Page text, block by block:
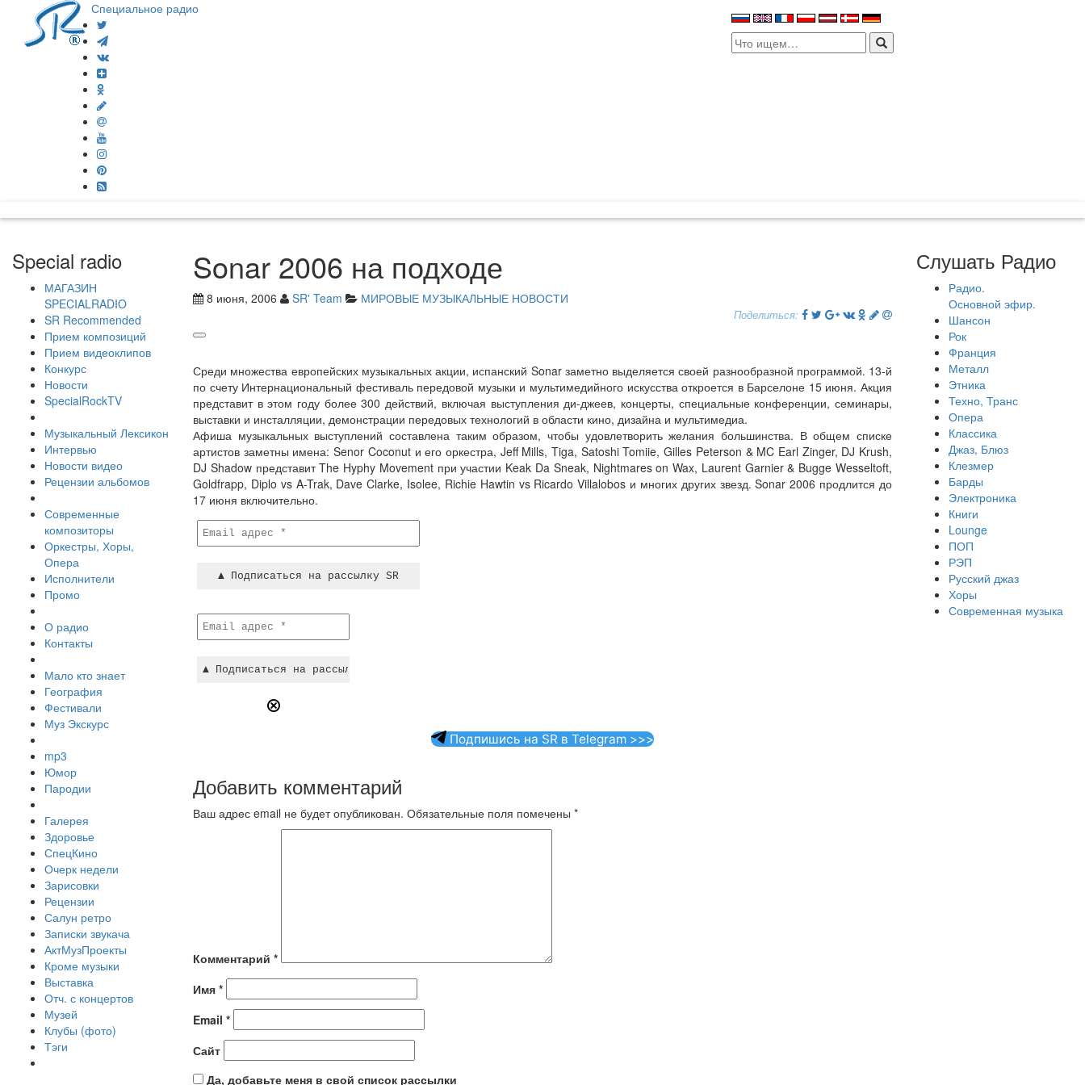
Специальное радио
Search
for:
Special radio
МАГАЗИН
SPECIALRADIO
SR Recommended
Прием композиций
Прием видеоклипов
Конкурс
Новости
SpecialRockTV
Музыкальный Лексикон
Интервью
Новости видео
Рецензии альбомов
Современные
композиторы
Оркестры, Хоры,
Опера
Исполнители
Промо
О радио
Контакты
Мало кто знает
География
Фестивали
Муз Экскурс
mp3
Юмор
Пародии
Галерея
Здоровье
СпецКино
Очерк недели
Зарисовки
Рецензии
Салун ретро
Записки звукача
АктМузПроекты
Кроме музыки
Выставка
Отч. с концертов
Музей
Клубы (фото)
Тэги
Sonar 2006 на подходе
8 июня, 2006 SR' Team МИРОВЫЕ МУЗЫКАЛЬНЫЕ НОВОСТИ
Поделиться:
Среди множества европейских музыкальных акции, испанский Sonar заметно выделяется своей разнообразной программой. 13-й
по счету Интернациональный фестиваль передовой музыки и мультимедийного искусства откроется в Барселоне 15 июня. Акция
представит в этом году более 300 действий, включая выступления ди-джеев, концерты, специальные конференции, семинары,
выставки и инсталляции, демонстрации передовых технологий в области кино, дизайна и мультимедиа.
Афиша музыкальных выступлений составлена таким образом, чтобы удовлетворить желания большинства. В общем списке
артистов заметны имена: Senor Coconut и его оркестра, Jeff Mills, Tiga, Satoshi Tomiie, Gilles Peterson & MC Earl Zinger, DJ Krush,
DJ Shadow представит The Hyphy Movement при участии Keak Da Sneak, Nightmares on Wax, Laurent Garnier & Bugge Wesseltoft,
Goldfrapp, Diplo vs A-Trak, Dave Clarke, Isolee, Richie Hawtin vs Ricardo Villalobos и многих других звезд. Sonar 2006 продлится до
17 июня включительно.
Подпишись на SR в Telegram >>>
Добавить комментарий
Ваш адрес email не будет опубликован. Обязательные поля помечены *
Комментарий *
Имя *
Email *
Сайт
Да, добавьте меня в свой список рассылки
Слушать Радио
Радио.
Основной эфир.
Шансон
Рок
Франция
Металл
Этника
Техно, Транс
Опера
Классика
Джаз, Блюз
Клезмер
Барды
Электроника
Книги
Lounge
ПОП
РЭП
Русский джаз
Хоры
Современная музыка